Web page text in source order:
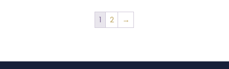
1 2 →